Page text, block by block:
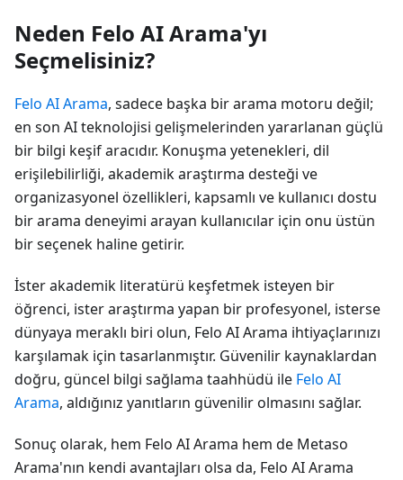
Neden Felo AI Arama'yı
Seçmelisiniz?
Felo AI Arama, sadece başka bir arama motoru değil;
en son AI teknolojisi gelişmelerinden yararlanan güçlü
bir bilgi keşif aracıdır. Konuşma yetenekleri, dil
erişilebilirliği, akademik araştırma desteği ve
organizasyonel özellikleri, kapsamlı ve kullanıcı dostu
bir arama deneyimi arayan kullanıcılar için onu üstün
bir seçenek haline getirir.
İster akademik literatürü keşfetmek isteyen bir
öğrenci, ister araştırma yapan bir profesyonel, isterse
dünyaya meraklı biri olun, Felo AI Arama ihtiyaçlarınızı
karşılamak için tasarlanmıştır. Güvenilir kaynaklardan
doğru, güncel bilgi sağlama taahhüdü ile Felo AI
Arama, aldığınız yanıtların güvenilir olmasını sağlar.
Sonuç olarak, hem Felo AI Arama hem de Metaso
Arama'nın kendi avantajları olsa da, Felo AI Arama